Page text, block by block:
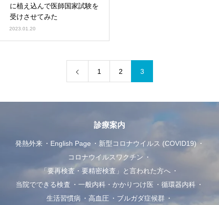
に植え込んで医師国家試験を
受けさせてみた
2023.01.20
1 2 3
診療案内
発熱外来 English Page
新型コロナウイルス (COVID19)
コロナウイルスワクチン
「要再検査・要精密検査」と言われた方へ
当院でできる検査
一般内科・かかりつけ医
循環器内科
生活習慣病
高血圧
ブルガダ症候群